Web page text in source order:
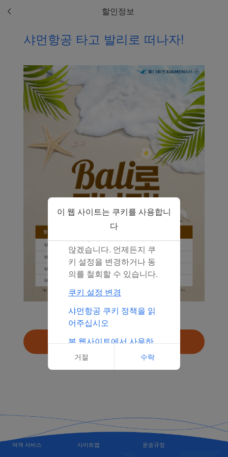
할인정보
샤먼항공 타고 발리로 떠나자!
검색
여객 서비스 사이트맵
운송규정
이 웹 사이트는 쿠키를 사용합니
다
및 분석용 쿠키가 고객님
다.
는 또한 마케팅 쿠키를 사
용하여 (i) 당사의 마케팅
성과를 분석하고 (ii) 당사
광고의 제안을 개인화합
니다. 이러한 쿠키를 배치
함으로써 샤먼항공 제삼
자는 고객님의 인터넷 활
동을 추적하여 당사의 콘
텐츠와 광고가 고객님의
관심사와 더 관련이 있도
록 만들 수 있습니다.
동의’를 클릭해서 모든 마
케팅 쿠키 배포에 동의합
니다. ‘거절’을 클릭해서
않겠습니다. 언제든지 쿠
키 설정을 변경하거나 동
의를 철회할 수 있습니다.
쿠키 설정 변경
샤먼항공 쿠키 정책을 읽
어주십시오
본 웹사이트에서 사용하
는 쿠키의 전체 목록 클릭
거절 수락